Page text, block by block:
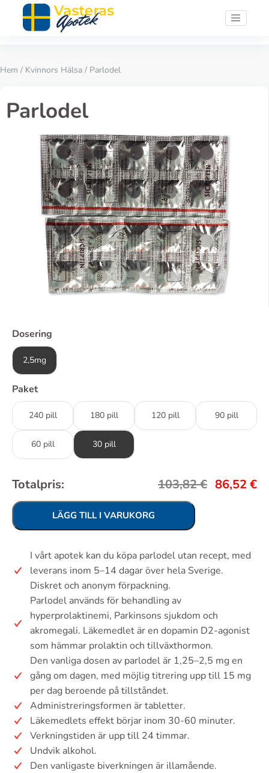
Hem / Kvinnors Hälsa / Parlodel
Parlodel
Dosering
2,5mg
Paket
240 pill 180 pill 120 pill 90 pill
60 pill 30 pill
Totalpris: 103,82€ 86,52 €
LÄGG TILL I VARUKORG
I vårt apotek kan du köpa parlodel utan recept, med
leverans inom 5–14 dagar över hela Sverige.
Diskret och anonym förpackning.
Parlodel används för behandling av
hyperprolaktinemi, Parkinsons sjukdom och
akromegali. Läkemedlet är en dopamin D2-agonist
som hämmar prolaktin och tillväxthormon.
Den vanliga dosen av parlodel är 1,25–2,5 mg en
gång om dagen, med möjlig titrering upp till 15 mg
per dag beroende på tillståndet.
Administreringsformen är tabletter.
Läkemedlets effekt börjar inom 30-60 minuter.
Verkningstiden är upp till 24 timmar.
Undvik alkohol.
Den vanligaste biverkningen är illamående.